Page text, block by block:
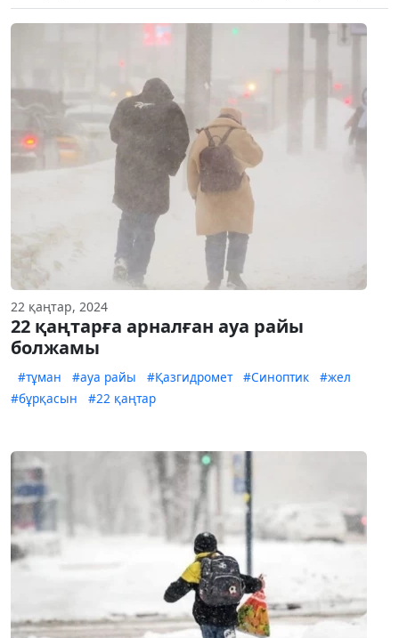
22 қаңтар, 2024
22 қаңтарға арналған ауа райы
болжамы
#тұман #ауа райы #Қазгидромет #Синоптик
#жел
#бұрқасын
#22 қаңтар